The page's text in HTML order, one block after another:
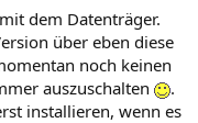
dem Datenträger.
über eben diese
noch keinen
auszuschalten
.
installieren, wenn es